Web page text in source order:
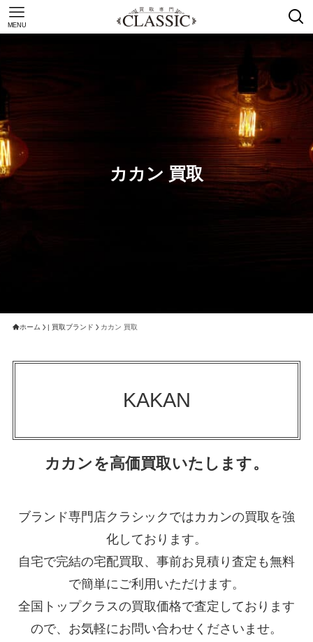
MENU
カカン 買取
ホーム | 買取ブランド カカン 買取
KAKAN
カカンを高価買取いたします。
ブランド専門店クラシックではカカンの買取を強
化しております。
自宅で完結の宅配買取、事前お見積り査定も無料
で簡単にご利用いただけます。
全国トップクラスの買取価格で査定しております
ので、お気軽にお問い合わせくださいませ。